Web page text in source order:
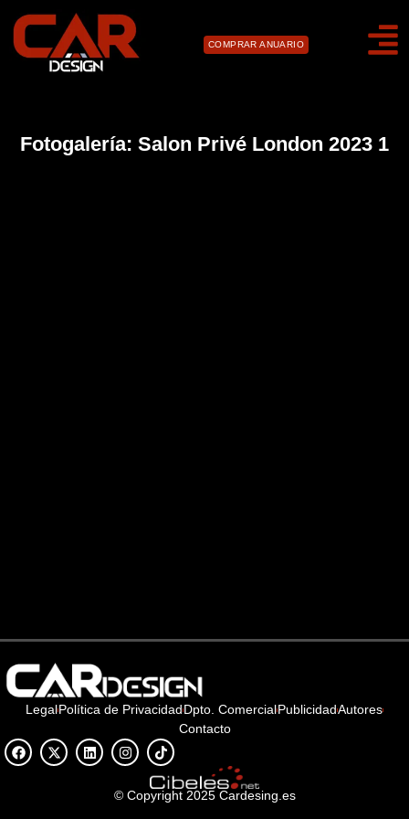
COMPRAR ANUARIO
Fotogalería: Salon Privé London 2023 1
LegalPolítica de PrivacidadDpto. ComercialPublicidadAutores
Contacto
© Copyright 2025 Cardesing.es